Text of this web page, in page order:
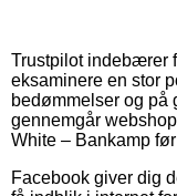
Trustpilot indebærer
eksaminere en stor
bedømmelser og på
gennemgår
White – Bankamp
Facebook giver dig